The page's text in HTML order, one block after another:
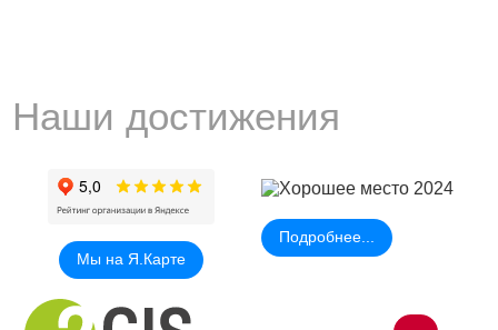
Наши достижения
Мы на Я.Карте
Подробнее...